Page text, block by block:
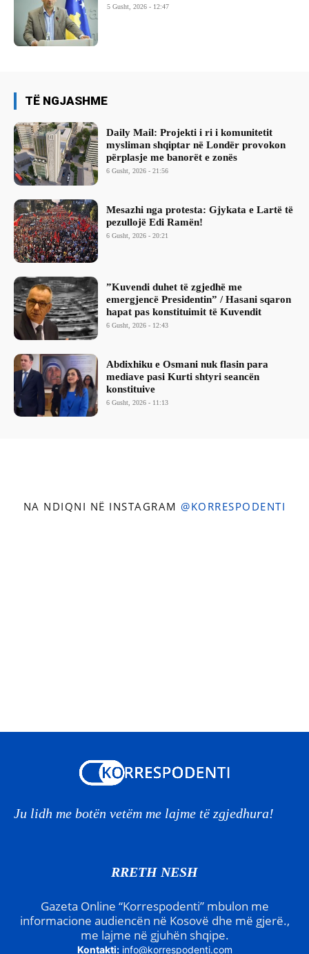
5 Gusht, 2026 - 12:47
TË NGJASHME
Daily Mail: Projekti i ri i komunitetit
mysliman shqiptar në Londër provokon
përplasje me banorët e zonës
6 Gusht, 2026 - 21:56
Mesazhi nga protesta: Gjykata e Lartë të
pezullojë Edi Ramën!
6 Gusht, 2026 - 20:21
​”Kuvendi duhet të zgjedhë me
emergjencë Presidentin” / Hasani sqaron
hapat pas konstituimit të Kuvendit
6 Gusht, 2026 - 12:43
Abdixhiku e Osmani nuk flasin para
mediave pasi Kurti shtyri seancën
konstituive
6 Gusht, 2026 - 11:13
NA NDIQNI NË INSTAGRAM @KORRESPODENTI
Ju lidh me botën vetëm me lajme të zgjedhura!
RRETH NESH
Gazeta Online “Korrespodenti” mbulon me
informacione audiencën në Kosovë dhe më gjerë.,
me lajme në gjuhën shqipe.
Kontakti: info@korrespodenti.com